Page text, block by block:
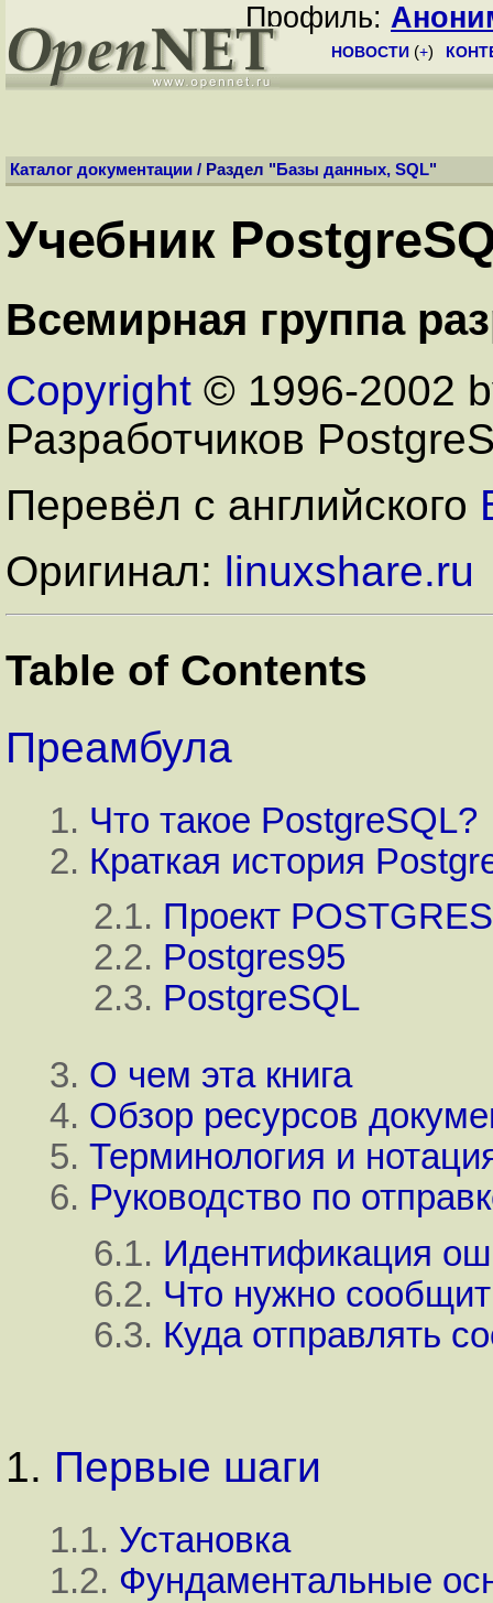
Профиль:
НОВОСТИ (+)
Каталог документации / Раздел " Базы данных, SQL"
Учебник
Всемирная группа
Copyright © 1996-2002
Разработчиков
Перевёл с английского
Оригинал: linuxshare.ru
Table of Contents
Преамбула
1. Что такое PostgreSQL?
2. Краткая история
2.1. Проект POSTGRES
2.2. Postgres95
2.3. PostgreSQL
3. О чем эта книга
4. Обзор ресурсов
5. Терминология и
6. Руководство по
6.1. Идентификация
6.2. Что нужно
6.3. Куда отправлять
1. Первые шаги
1.1. Установка
1.2. Фундаментальные